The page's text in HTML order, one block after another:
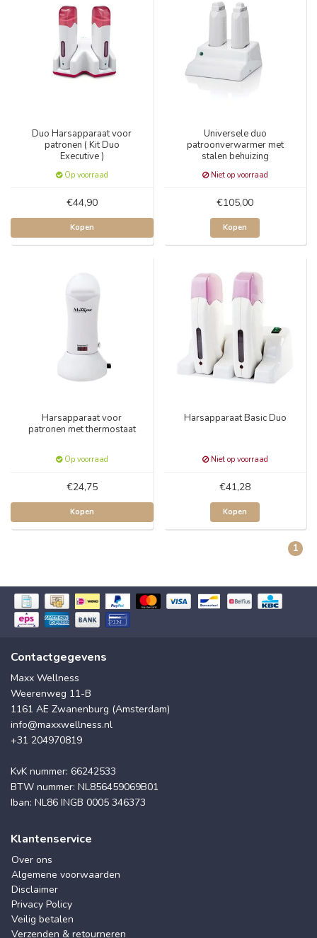
Duo Harsapparaat voor
patronen ( Kit Duo
Executive )
Op voorraad
€44,90
Kopen
Universele duo
patroonverwarmer met
stalen behuizing
Niet op voorraad
€105,00
Kopen
Harsapparaat voor
patronen met thermostaat
Op voorraad
€24,75
Kopen
Harsapparaat Basic Duo
Niet op voorraad
€41,28
Kopen
1
Contactgegevens
Maxx Wellness
Weerenweg 11-B
1161 AE Zwanenburg (Amsterdam)
info@maxxwellness.nl
+31 204970819
KvK nummer: 66242533
BTW nummer: NL856459069B01
Iban: NL86 INGB 0005 346373
Klantenservice
Over ons
Algemene voorwaarden
Disclaimer
Privacy Policy
Veilig betalen
Verzenden & retourneren